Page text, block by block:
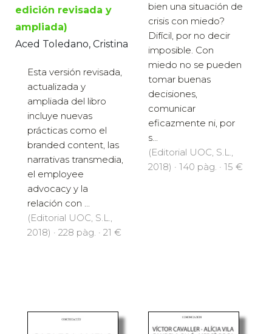
edición revisada y
ampliada)
Aced Toledano, Cristina
Esta versión revisada,
actualizada y
ampliada del libro
incluye nuevas
prácticas como el
branded content, las
narrativas transmedia,
el employee
advocacy y la
relación con ...
(Editorial UOC, S.L.,
2018) · 228 pàg. · 21 €
bien una situación de
crisis con miedo?
Difícil, por no decir
imposible. Con
miedo no se pueden
tomar buenas
decisiones,
comunicar
eficazmente ni, por
s...
(Editorial UOC, S.L.,
2018) · 140 pàg. · 15 €